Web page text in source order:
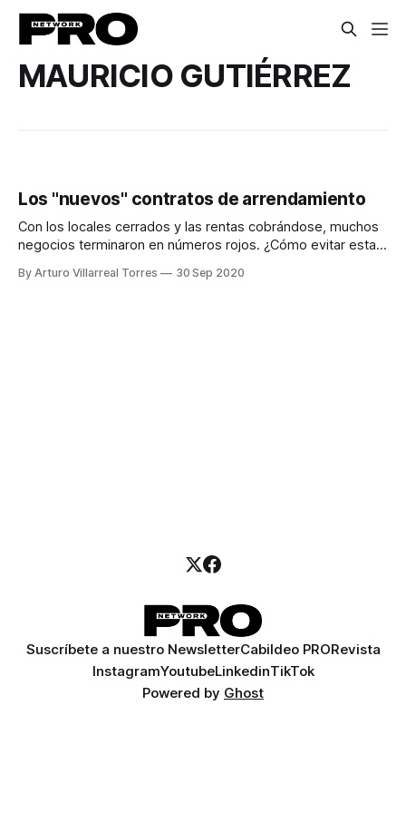
MAURICIO GUTIÉRREZ
Los "nuevos" contratos de arrendamiento
Con los locales cerrados y las rentas cobrándose, muchos
negocios terminaron en números rojos. ¿Cómo evitar esta
By Arturo Villarreal Torres 30 Sep 2020
Suscríbete a nuestro NewsletterCabildeo PRORevista
InstagramYoutubeLinkedinTikTok
Powered by Ghost